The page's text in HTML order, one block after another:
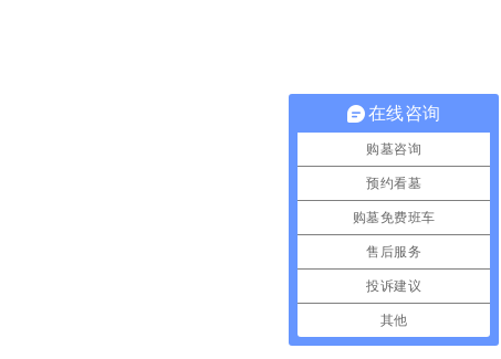
在线咨询
购墓咨询
预约看墓
购墓免费班车
售后服务
投诉建议
其他